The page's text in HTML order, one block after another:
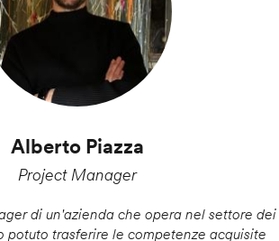
Alberto Piazza
Project Manager
di un'azienda che opera nel settore dei
potuto trasferire le competenze acquisite